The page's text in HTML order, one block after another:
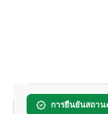
การยืนยันสถาน
แอชตัน อโ